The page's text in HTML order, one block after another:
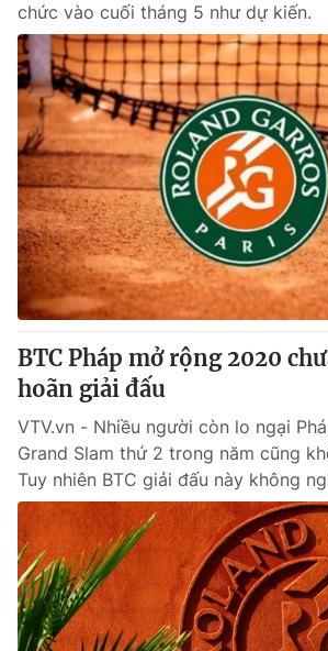
Photo
Video Shorts
VTV Money VTV Thể
VTV Sức khoẻ Bất động
Thị trường 24h Tấm
VTV4 Vươn
VTV9 VTV8
Liên hệ tòa soạn English
THỜI BÁO VTV
chức vào cuối tháng 5 như dự kiến.
BTC Pháp mở rộng 2020
hoãn giải đấu
VTV.vn - Nhiều người còn lo ngại
Grand Slam thứ 2 trong năm cũng
Tuy nhiên BTC giải đấu này không